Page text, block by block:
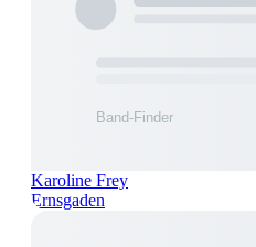
Karoline Frey
Ernsgaden